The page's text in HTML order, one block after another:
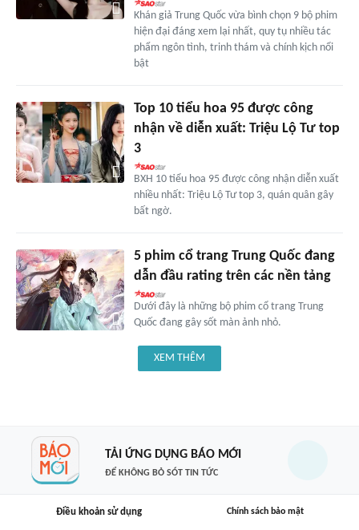
Khán giả Trung Quốc vừa bình chọn 9 bộ phim
hiện đại đáng xem lại nhất, quy tụ nhiều tác
phẩm ngôn tình, trinh thám và chính kịch nổi
bật
Top 10 tiểu hoa 95 được công
nhận về diễn xuất: Triệu Lộ Tư top
3
BXH 10 tiểu hoa 95 được công nhận diễn xuất
nhiều nhất: Triệu Lộ Tư top 3, quán quân gây
bất ngờ.
5 phim cổ trang Trung Quốc đang
dẫn đầu rating trên các nền tảng
Dưới đây là những bộ phim cổ trang Trung
Quốc đang gây sốt màn ảnh nhỏ.
XEM THÊM
TẢI ỨNG DỤNG BÁO MỚI
ĐỂ KHÔNG BỎ SÓT TIN TỨC
Điều khoản sử dụng Chính sách bảo mật